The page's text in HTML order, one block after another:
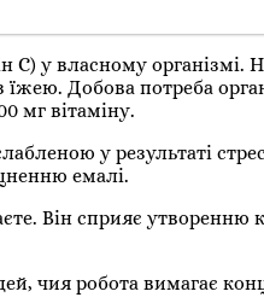
С) у власному
Добова потреба
мг вітаміну.
у результаті
емалі.
Він сприяє утворенню
чия робота вимагає